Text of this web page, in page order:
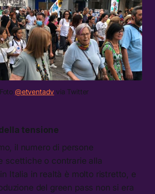
Foto @etventadv via Twitter
tensione
il numero di persone
scettiche o contrarie alla
Italia in realtà è molto ristretto, e
del green pass non si era